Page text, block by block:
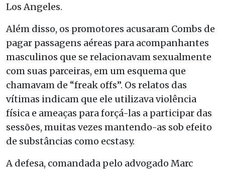
Los Angeles.
Além disso, os promotores acusaram Combs de
pagar passagens aéreas para acompanhantes
masculinos que se relacionavam sexualmente
com suas parceiras, em um esquema que
chamavam de “freak offs”. Os relatos das
vítimas indicam que ele utilizava violência
física e ameaças para forçá-las a participar das
sessões, muitas vezes mantendo-as sob efeito
de substâncias como ecstasy.
A defesa, comandada pelo advogado Marc